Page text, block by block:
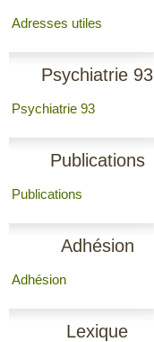
Adresses utiles
Psychiatrie 93
Psychiatrie 93
Publications
Publications
Adhésion
Adhésion
Lexique